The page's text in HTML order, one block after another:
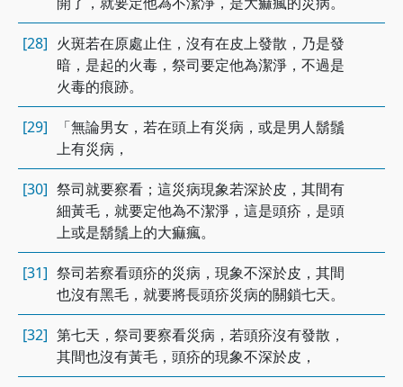
[28] 火斑若在原處止住，沒有在皮上發散，乃是發
暗，是起的火毒，祭司要定他為潔淨，不過是
火毒的痕跡。
[29]
「無論男女，若在頭上有災病，或是男人鬍鬚
上有災病，
[30] 祭司就要察看；這災病現象若深於皮，其間有
細黃毛，就要定他為不潔淨，這是頭疥，是頭
上或是鬍鬚上的大痲瘋。
[31] 祭司若察看頭疥的災病，現象不深於皮，其間
也沒有黑毛，就要將長頭疥災病的關鎖七天。
[32] 第七天，祭司要察看災病，若頭疥沒有發散，
其間也沒有黃毛，頭疥的現象不深於皮，